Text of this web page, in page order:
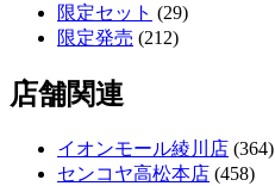
限定セット (29)
限定発売 (212)
店舗関連
イオンモール綾川店 (364)
センコヤ高松本店 (458)